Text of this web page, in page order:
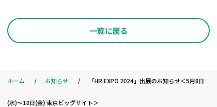
一覧に戻る
ホーム お知らせ 「HR EXPO 2024」出展のお知らせ＜5月8日
(水)～10日(金) 東京ビッグサイト＞